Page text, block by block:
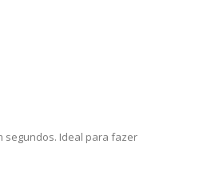
segundos. Ideal para fazer